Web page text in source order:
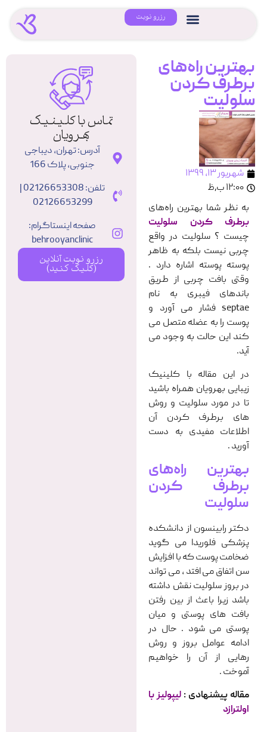
رزرو نوبت
بهترین راه‌های
برطرف کردن
سلولیت
شهریور ۱۳, ۱۳۹۹
۱۲:۰۰ ب٫ظ
به نظر شما بهترین راه‌های
برطرف کردن سلولیت
چیست ؟ سلولیت در واقع
چربی نیست بلکه به ظاهر
پوسته پوسته اشاره دارد .
وقتی بافت چربی از طریق
باندهای فیبری به نام
septae فشار می آورد و
پوست را به عضله متصل می
کند این حالت به وجود می
آید.
در این مقاله با کلینیک
زیبایی بهرویان همراه باشید
تا در مورد سلولیت و روش
های برطرف کردن آن
اطلاعات مفیدی به دست
آورید .
بهترین راه‌های
برطرف کردن
سلولیت
دکتر رابینسون از دانشکده
پزشکی فلوریدا می گوید
ضخامت پوست که با افزایش
سن اتفاق می افتد ، می تواند
در بروز سلولیت نقش داشته
باشد زیرا باعث از بین رفتن
بافت های پوستی و میان
پوستی می شود . حال در
ادامه عوامل بروز و روش
رهایی از آن را خواهیم
آموخت .
مقاله پیشنهادی : لیپولیز با
اولترازد
تماس با کلینیک
بهرویان
آدرس: تهران، دیباجی
جنوبی، پلاک 166
02126653299
صفحه اینستاگرام:
behrooyanclinic
رزرو نوبت آنلاین
(کلیک کنید)